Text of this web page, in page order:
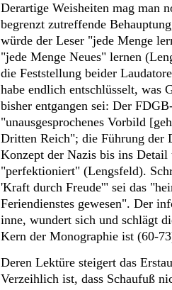
Derartige Weisheiten mag man
begrenzt zutreffende
würde der Leser "jede Menge
"jede Menge Neues" lernen
die Feststellung beider
habe endlich entschlüsselt, was
bisher entgangen sei: Der
"unausgesprochenes Vorbild
Dritten Reich"; die Führung der
Konzept der Nazis bis ins Detail
"perfektioniert" (Lengsfeld).
'Kraft durch Freude'" sei das
Feriendienstes gewesen". Der
inne, wundert sich und schlägt
Kern der Monographie ist (60-
Deren Lektüre steigert das
Verzeihlich ist, dass Schaufuß